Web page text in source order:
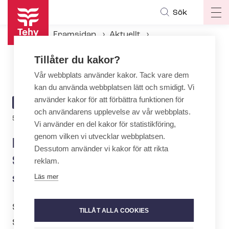
Hoppa
huvudinnehåll
Sök
Framsidan
Aktuellt
ARTICLE
CATEGORY
AKTUELLT
5.5.2023 | 18:04
Den avgiftsfria tjänsten
Sommarjobbarinfo hjälper
sommarjobbare
STTK:s, FFC:s och Akavas gemensamma
Sommarjobbarinfo öppnar den 2 maj.
Tillåter du kakor?
Vår webbplats använder kakor. Tack vare dem
kan du använda webbplatsen lätt och smidigt. Vi
använder kakor för att förbättra funktionen för
och användarens upplevelse av vår webbplats.
Vi använder en del kakor för statistikföring,
genom vilken vi utvecklar webbplatsen.
Dessutom använder vi kakor för att rikta
reklam.
Läs mer
TILLÅT ALLA COOKIES